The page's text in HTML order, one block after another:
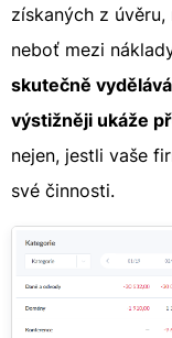
získaných z
neboť mezi
skutečně
výstižněji ukáže
nejen, jestli vaše
své činnosti.